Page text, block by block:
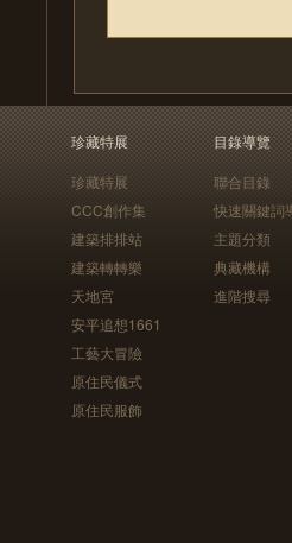
珍藏特展
珍藏特展
CCC創作集
建築排排站
建築轉轉樂
天地宮
安平追想1661
工藝大冒險
原住民儀式
原住民服飾
目錄導覽
聯合目錄
快速關鍵詞
主題分類
典藏機構
進階搜尋